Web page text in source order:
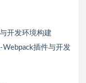
开发环境构建
插件与开发